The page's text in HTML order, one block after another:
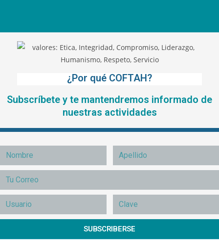
¿Por qué COFTAH?
Subscríbete y te mantendremos informado de
nuestras actividades
SUBSCRIBERSE